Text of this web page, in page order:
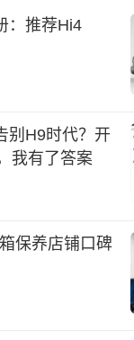
：推荐Hi4
别H9时代？开
我有了答案
保养店铺口碑